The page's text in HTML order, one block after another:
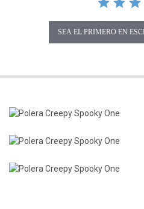
SEA EL PRIMERO EN